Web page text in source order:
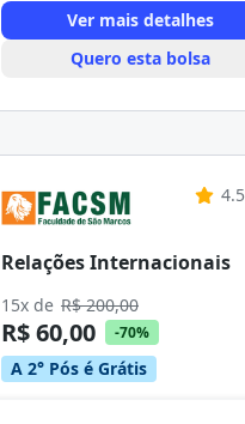
Ver mais detalhes
Quero esta bolsa
4.5
Relações Internacionais
15x de R$ 200,00
R$ 60,00 -70%
A 2° Pós é Grátis